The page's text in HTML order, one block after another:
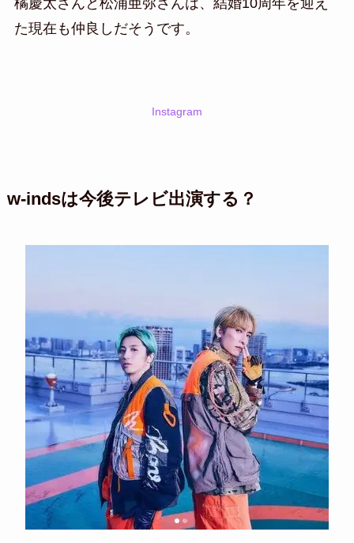
橘慶太さんと松浦亜弥さんは、結婚10周年を迎え
た現在も仲良しだそうです。
Instagram
w-indsは今後テレビ出演する？